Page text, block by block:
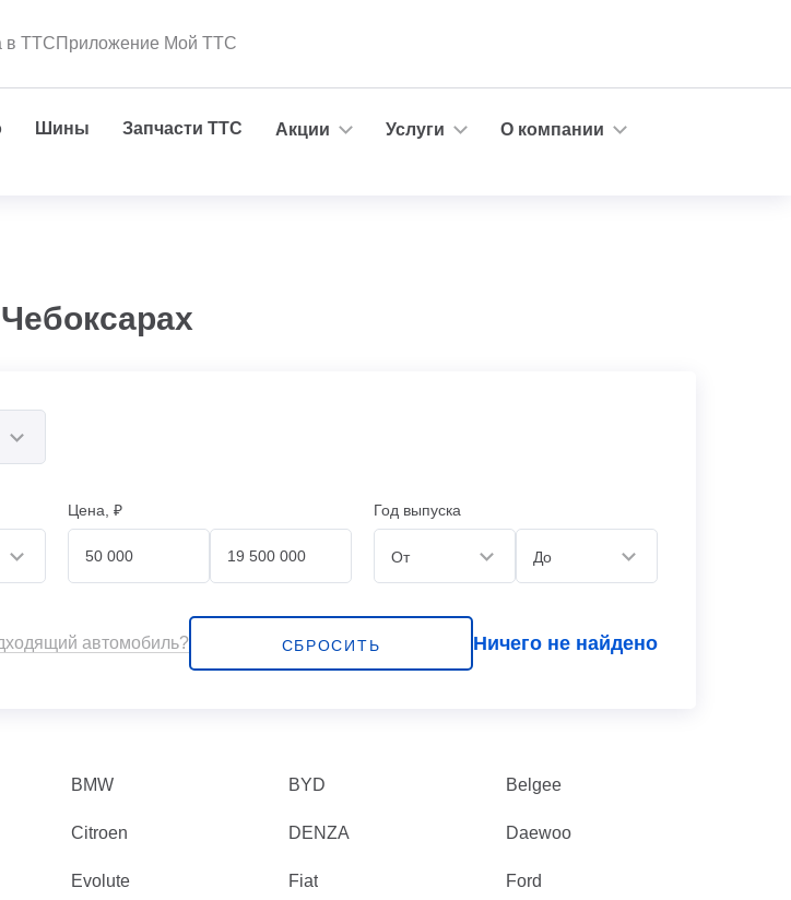
в ТТСПриложение Мой ТТС
Шины Запчасти ТТС Акции Услуги
О компании
Цена, ₽ Год выпуска
От До
автомобиль? СБРОСИТЬ Ничего не найдено
BMW BYD Belgee
Citroen DENZA Daewoo
Evolute Fiat Ford